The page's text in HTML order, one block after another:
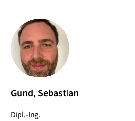
Gund, Sebastian
Dipl.-Ing.